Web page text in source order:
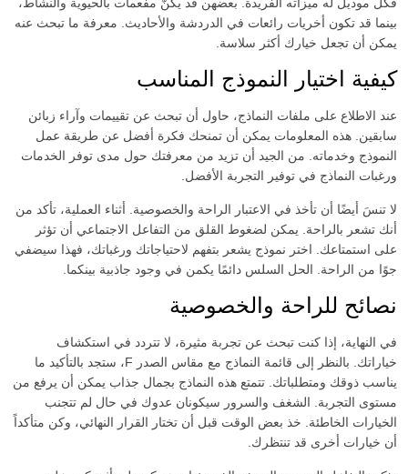
بينما قد تكون أخريات رائعات في الدردشة والأحاديث. معرفة ما تبحث عنه
يمكن أن تجعل خيارك أكثر سلاسة.
كيفية اختيار النموذج المناسب
عند الاطلاع على ملفات النماذج، حاول أن تبحث عن تقييمات وآراء زبائن
سابقين. هذه المعلومات يمكن أن تمنحك فكرة أفضل عن طريقة عمل
النموذج وخدماته. من الجيد أن تزيد من معرفتك حول مدى توفر الخدمات
ورغبات النماذج في توفير التجربة الأفضل.
لا تنسَ أيضًا أن تأخذ في الاعتبار الراحة والخصوصية. أثناء العملية، تأكد من
أنك تشعر بالراحة. يمكن لضغوط القلق من التفاعل الاجتماعي أن تؤثر
على استمتاعك. اختر نموذج يشعر بتفهم لاحتياجاتك ورغباتك، فهذا سيضفي
جوًا من الراحة. الحل السلس دائمًا يكمن في وجود جاذبية بينكما.
نصائح للراحة والخصوصية
في النهاية، إذا كنت تبحث عن تجربة مثيرة، لا تتردد في استكشاف
خياراتك. بالنظر إلى قائمة النماذج مع مقاس الصدر F، ستجد بالتأكيد ما
يناسب ذوقك ومتطلباتك. تتمتع هذه النماذج بجمال جذاب يمكن أن يرفع من
مستوى التجربة. الشغف والسرور سيكونان عدوك في حال لم تتجنب
الخيارات الخاطئة. خذ بعض الوقت قبل أن تختار القرار النهائي، وكن متأكداً
أن خيارات أخرى قد تنتظرك.